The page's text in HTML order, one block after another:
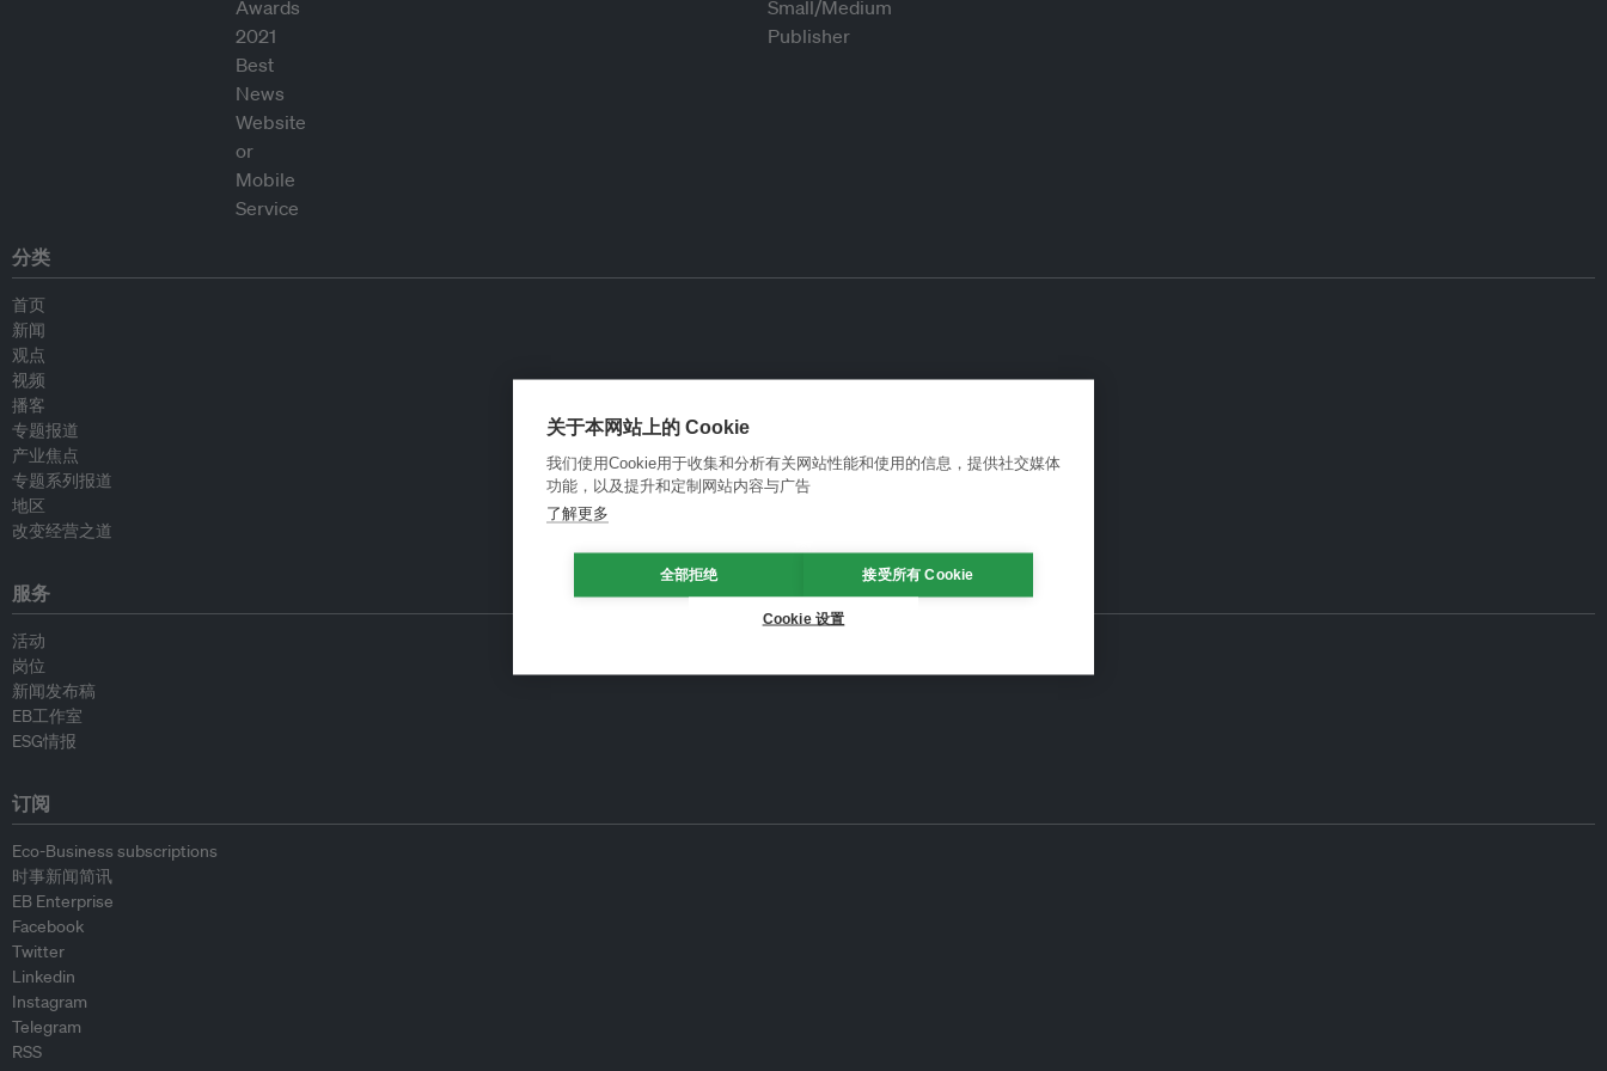
分类
首页
新闻
观点
视频
播客
专题报道
产业焦点
专题系列报道
地区
改变经营之道
服务
活动
岗位
新闻发布稿
EB工作室
ESG情报
订阅
Eco-Business subscriptions
时事新闻简讯
EB Enterprise
Facebook
Twitter
Linkedin
Instagram
Telegram
RSS
关于本网站上的 Cookie
我们使用Cookie用于收集和分析有关网站性能和使用的信息，提供社交媒体
功能，以及提升和定制网站内容与广告
了解更多
全部拒绝 接受所有 Cookie
Cookie 设置